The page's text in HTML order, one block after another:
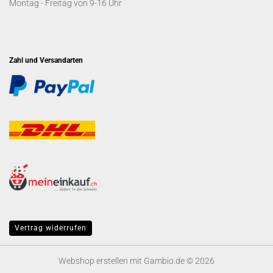
Montag - Freitag von 9-16 Uhr
Zahl und Versandarten
Vertrag widerrufen
Webshop erstellen mit Gambio.de © 2026